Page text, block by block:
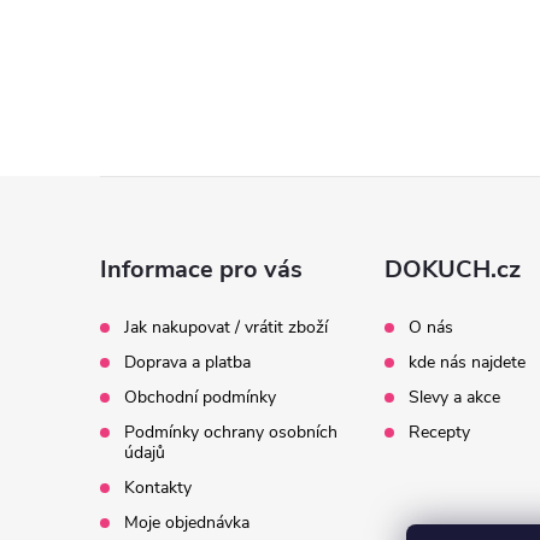
Informace pro vás
Jak nakupovat / vrátit zboží
Doprava a platba
Obchodní podmínky
Podmínky ochrany osobních
údajů
Kontakty
Moje objednávka
DOKUCH.cz
O nás
kde nás najdete
Slevy a akce
Recepty